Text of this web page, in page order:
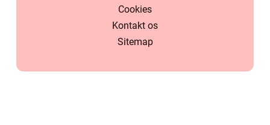
Cookies
Kontakt os
Sitemap